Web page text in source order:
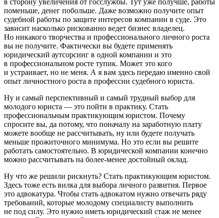
поменьше, денег побольше. Даже возможно получите опыт
судебной работы по защите интересов компании в суде. Это
зависит насколько рискованно ведет бизнес владелец.
Но никакого творчества и профессионального личного роста
вы не получите. Фактически вы будете применять
юридический аутсорсинг в одной компании и это
в профессиональном росте тупик. Может это кого
и устраивает, но не меня. А я вам здесь передаю именно свой
опыт личностного роста в профессии судебного юриста.
Ну и самый перспективный и самый трудный выбор для
молодого юриста — это пойти в практику. Стать
профессиональным практикующим юристом. Почему
спросите вы, да потому, что поначалу на заработную плату
можете вообще не рассчитывать, ну или будете получать
меньше прожиточного минимума. Но это если вы решите
работать самостоятельно. В юридической компании конечно
можно рассчитывать на более-менее достойный оклад.
Ну что же решили рискнуть? Стать практикующим юристом.
Здесь тоже есть вилка для выбора личного развития. Первое
это адвокатура. Чтобы стать адвокатом нужно отвечать ряду
требований, которые молодому специалисту выполнить
не под силу. Это нужно иметь юридический стаж не менее